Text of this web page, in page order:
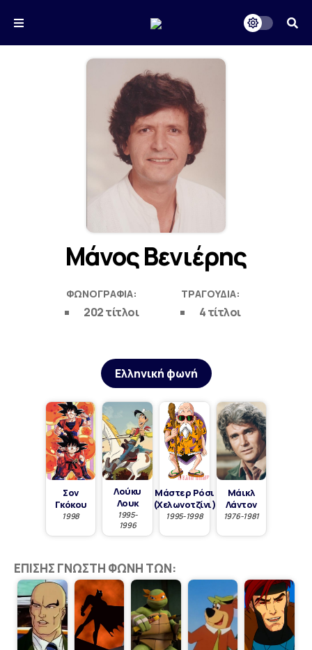
Μάνος Βενιέρης
ΦΩΝΟΓΡΑΦΊΑ:
202 τίτλοι
ΤΡΑΓΟΎΔΙΑ:
4 τίτλοι
Ελληνική φωνή
Σον
Γκόκου
1998
Λούκυ
Λουκ
1995-
1996
Μάστερ Ρόσι
(Χελωνοτζίνι)
1995-1998
Μάικλ
Λάντον
1976-1981
ΕΠΊΣΗΣ ΓΝΩΣΤΉ ΦΩΝΉ ΤΩΝ: